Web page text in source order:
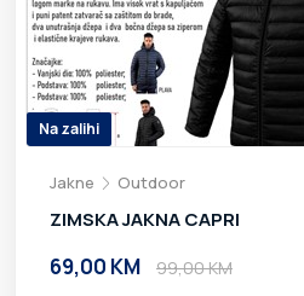
Na zalihi
Jakne Outdoor
ZIMSKA JAKNA CAPRI
69,00 KM 99,00 KM